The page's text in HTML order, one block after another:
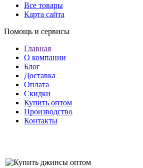
Все товары
Карта сайта
Помощь и сервисы
Главная
О компании
Блог
Доставка
Оплата
Скидки
Купить оптом
Производство
Контакты